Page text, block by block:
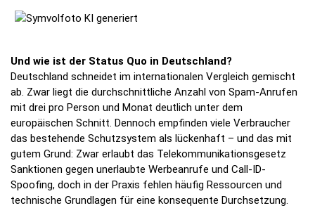
Und wie ist der Status Quo in Deutschland?
Deutschland schneidet im internationalen Vergleich gemischt
ab. Zwar liegt die durchschnittliche Anzahl von Spam-Anrufen
mit drei pro Person und Monat deutlich unter dem
europäischen Schnitt. Dennoch empfinden viele Verbraucher
das bestehende Schutzsystem als lückenhaft – und das mit
gutem Grund: Zwar erlaubt das Telekommunikationsgesetz
Sanktionen gegen unerlaubte Werbeanrufe und Call-ID-
Spoofing, doch in der Praxis fehlen häufig Ressourcen und
technische Grundlagen für eine konsequente Durchsetzung.